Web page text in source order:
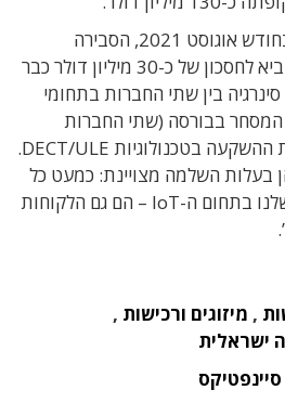
עם ההודעה על העיסקה בחודש אוגוסט 2021, הסבירה
סיינפטיקס המיזוג צפוי להביא לחסכון של כ-30 מיליון דולר כבר
בין שתי החברות בתחומי
בבורסה (שתי החברות
נסחרות בנסד”ק) והפחתת ההשקעה בטכנולוגיות DECT/ULE.
בעלות השלמה מצויינת: כמעט כל
הלקוחות הגדולים ביותר שלנו בתחום ה-IoT – הם גם הלקוחות
, מיזוגים ורכישות ,
ישראלית
סיינפטיקס